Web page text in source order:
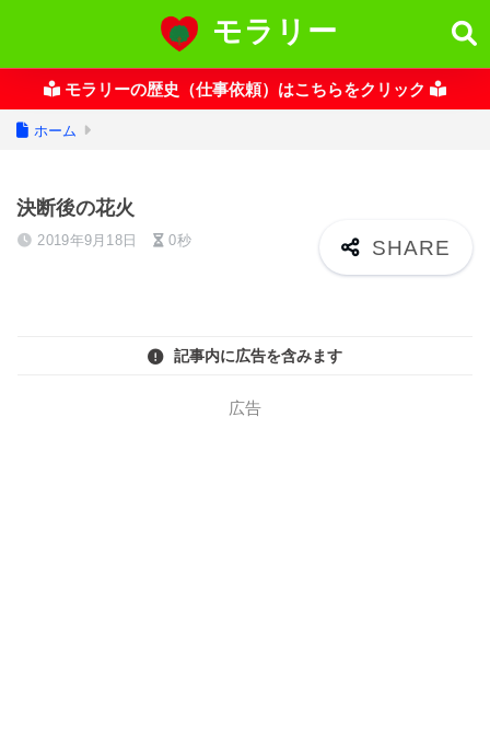
モラリー
モラリーの歴史（仕事依頼）はこちらをクリック
ホーム
決断後の花火
2019年9月18日 0秒
記事内に広告を含みます
広告